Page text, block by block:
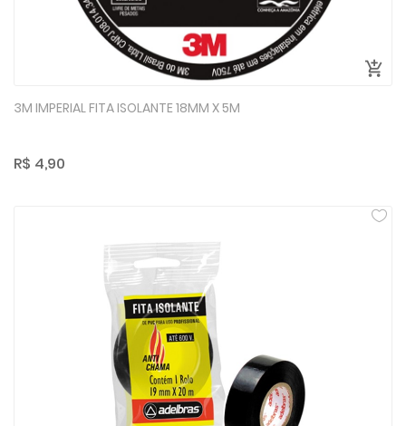
3M IMPERIAL FITA ISOLANTE 18MM X 5M
R$ 4,90